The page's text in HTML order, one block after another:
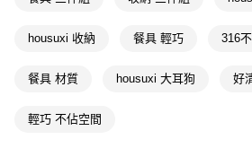
ATM／網路銀行／等多元方式進行付款，方視為
購買商品的店家。未經商家同意取消之訂單仍視
※ 交易是否成功請以「AFTEE先享後付 」之結
是否繳費成功／繳費後需取消欲退款等相關疑問
每筆NT$65，滿NT$490(含以上)免運費
付款後萊爾富取貨
housuxi 收納 餐具 輕巧 316
餐具 材質 housuxi 大耳狗 好
輕巧 不佔空間